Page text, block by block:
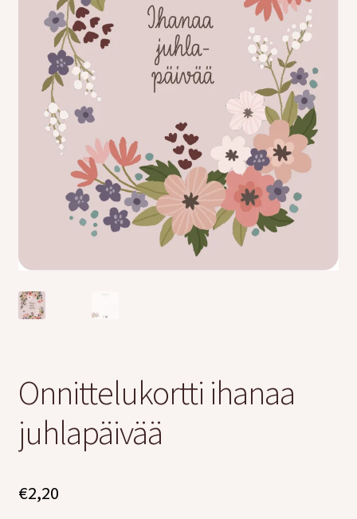
Kreppipaperit
Jalovilla langat
Kirjonta
Alekortit ja -vihkot
Onnittelukortti ihanaa
juhlapäivää
€2,20